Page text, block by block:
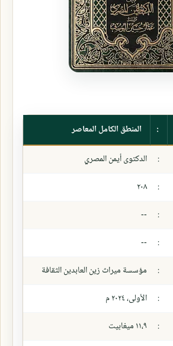
:
المنطق الكامل المعاصر
:
الدكتوى أيمن المصري
:
٢٠٨
:
--
:
--
:
مؤسسة ميراث زين العابدين الثقافة
:
الأولى، ٢٠٢٤ م
: ١١،٩ ميغابيت